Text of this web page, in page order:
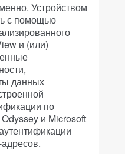
Устройством
с помощью
и (или)
данных
по
и Microsoft